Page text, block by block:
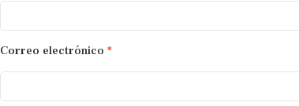
Correo electrónico *